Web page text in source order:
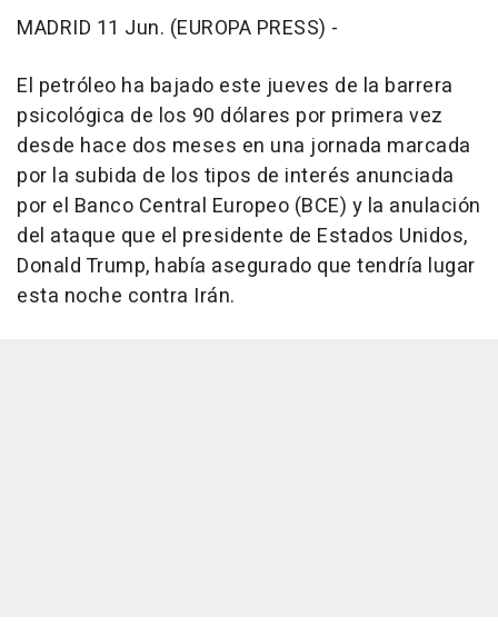
MADRID 11 Jun. (EUROPA PRESS) -
El petróleo ha bajado este jueves de la barrera
psicológica de los 90 dólares por primera vez
desde hace dos meses en una jornada marcada
por la subida de los tipos de interés anunciada
por el Banco Central Europeo (BCE) y la anulación
del ataque que el presidente de Estados Unidos,
Donald Trump, había asegurado que tendría lugar
esta noche contra Irán.